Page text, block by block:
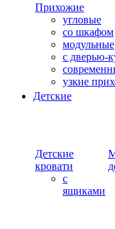
Прихожие
угловые
со шкафом
модульные
с дверью-
узкие
Детские
Детские
кровати
с
ящиками